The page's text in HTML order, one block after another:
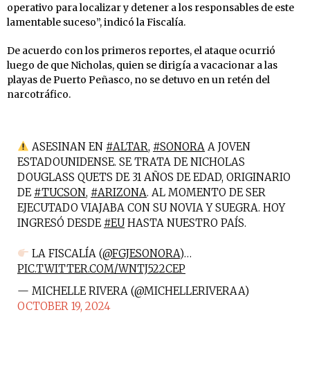
operativo para localizar y detener a los responsables de este
lamentable suceso”, indicó la Fiscalía.
De acuerdo con los primeros reportes, el ataque ocurrió
luego de que Nicholas, quien se dirigía a vacacionar a las
playas de Puerto Peñasco, no se detuvo en un retén del
narcotráfico.
ASESINAN EN #ALTAR, #SONORA A JOVEN
ESTADOUNIDENSE. SE TRATA DE NICHOLAS
DOUGLASS QUETS DE 31 AÑOS DE EDAD, ORIGINARIO
DE #TUCSON, #ARIZONA. AL MOMENTO DE SER
EJECUTADO VIAJABA CON SU NOVIA Y SUEGRA. HOY
INGRESÓ DESDE #EUHASTA NUESTRO PAÍS.
LA FISCALÍA (@FGJESONORA)…
PIC.TWITTER.COM/WNTJ522CEP
— MICHELLE RIVERA (@MICHELLERIVERAA)
OCTOBER 19, 2024